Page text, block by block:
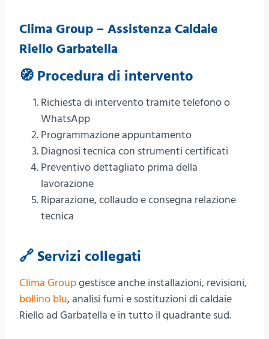
Clima Group – Assistenza Caldaie
Riello Garbatella
🧭 Procedura di intervento
Richiesta di intervento tramite telefono o
WhatsApp
Programmazione appuntamento
Diagnosi tecnica con strumenti certificati
Preventivo dettagliato prima della
lavorazione
Riparazione, collaudo e consegna relazione
tecnica
🔗 Servizi collegati
Clima Groupgestisce anche installazioni, revisioni,
bollino blu, analisi fumi e sostituzioni di caldaie
Riello ad Garbatella e in tutto il quadrante sud.